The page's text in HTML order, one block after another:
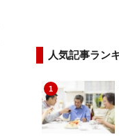
人気記事ラン
1